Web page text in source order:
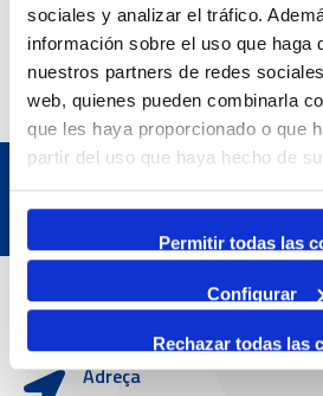
sociales y analizar el tráfico.
información sobre el uso que haga
nuestros partners de redes
web, quienes pueden combinarla
que les haya proporcionado o que
partir del uso que haya hecho de
Permitir todas las
Configurar
Rechazar todas las
7 October 2026
Inscripcions a PortAutors/es
Contact
Adreça